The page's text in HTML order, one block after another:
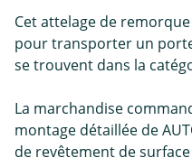
Cet attelage de
pour transporter un
se trouvent dans la
La marchandise
montage détaillée de
de revêtement de